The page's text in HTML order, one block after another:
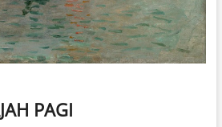
PAGI